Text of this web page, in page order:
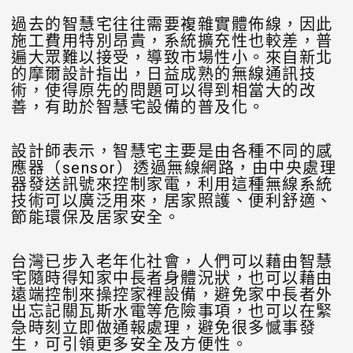
過去的智慧宅往往需要複雜實體佈線，因此
施工費用特別昂貴，系統擴充性也較差，普
遍大眾難以接受，導致市場性小。來自新北
的摩爾設計指出，日益成熟的無線通訊技
術，使得原先的問題可以得到相當大的改
善，有助於智慧宅設備的普及化。
設計師表示，智慧宅主要是由各種不同的感
應器（sensor）透過無線網路，由中央處理
器發送訊號來控制家電，利用這種無線系統
技術可以廣泛用來，居家照護、便利舒適、
節能環保及居家安全。
台灣已步入老年化社會，人們可以藉由智慧
宅隨時得知家中長者身體況狀，也可以藉由
遠端控制來操控家裡設備，避免家中長者外
出忘記關瓦斯水電等危險事項，也可以在緊
急時刻立即做通報處理，避免很多憾事發
生，可引領更多安全及方便性。